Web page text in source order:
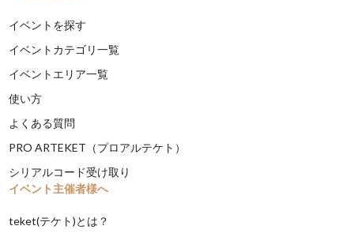
イベントを探す
イベントカテゴリ一覧
イベントエリア一覧
使い方
よくある質問
PRO ARTEKET（プロアルテケト）
シリアルコード受け取り
イベント主催者様へ
teket(テケト)とは？